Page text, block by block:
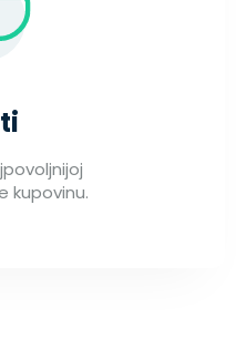
kupovinu.